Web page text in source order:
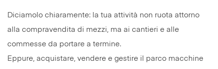
Diciamolo chiaramente: la tua attività non ruota attorno
alla compravendita di mezzi, ma ai cantieri e alle
commesse da portare a termine.
Eppure, acquistare, vendere e gestire il parco macchine